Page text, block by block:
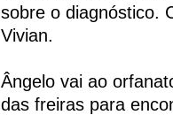
sobre o diagnóstico.
Vivian.
Ângelo vai ao
das freiras para